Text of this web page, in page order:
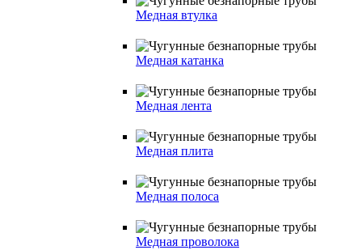
Медная втулка
Медная катанка
Медная лента
Медная плита
Медная полоса
Медная проволока